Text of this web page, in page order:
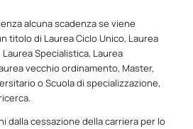
alcuna scadenza se viene
titolo di Laurea Ciclo Unico, Laurea
Laurea Specialistica, Laurea
vecchio ordinamento, Master,
o Scuola di specializzazione,
dalla cessazione della carriera per lo